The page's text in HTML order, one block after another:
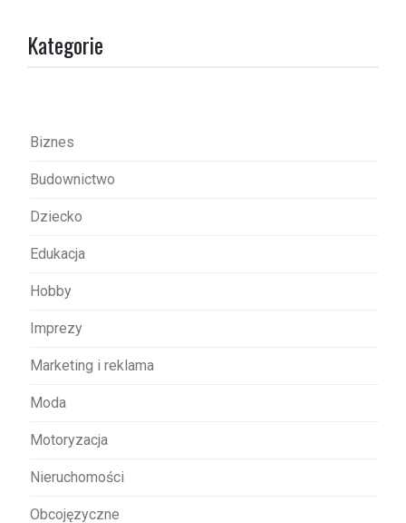
Kategorie
Biznes
Budownictwo
Dziecko
Edukacja
Hobby
Imprezy
Marketing i reklama
Moda
Motoryzacja
Nieruchomości
Obcojęzyczne